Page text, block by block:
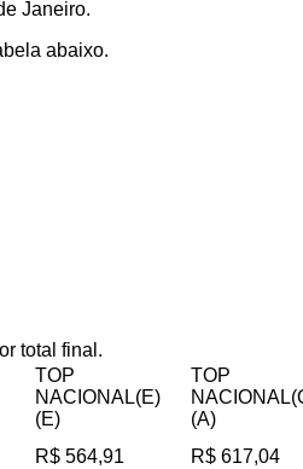
Janeiro.
abaixo.
total final.
TOP
NACIONAL(E)
(E)
TOP
(A)
R$ 564,91 R$ 617,04